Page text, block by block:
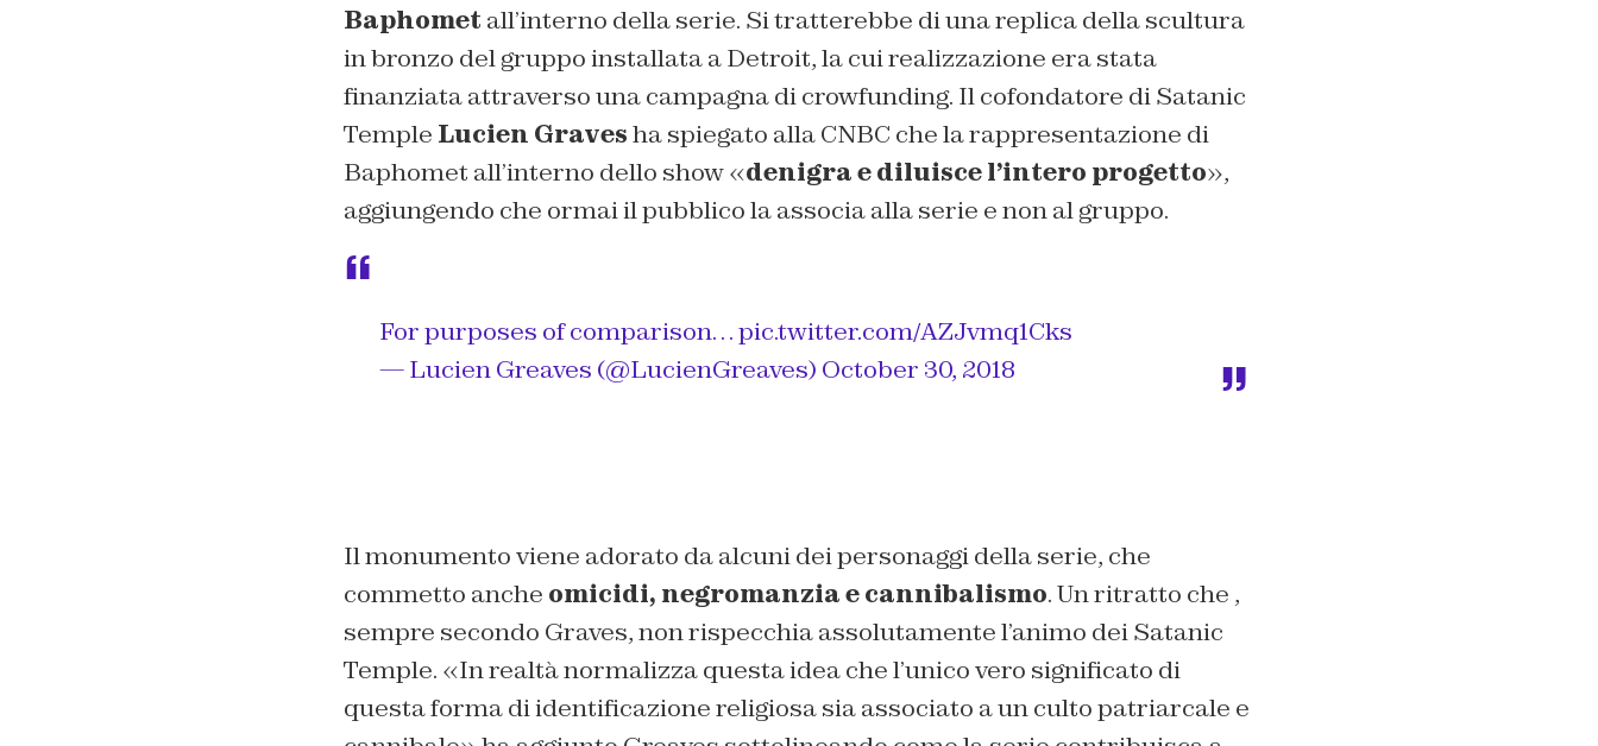
Baphomet all’interno della serie. Si tratterebbe di una replica della scultura
in bronzo del gruppo installata a Detroit, la cui realizzazione era stata
finanziata attraverso una campagna di crowfunding. Il cofondatore di Satanic
Temple Lucien Gravesha spiegato alla CNBC che la rappresentazione di
Baphomet all’interno dello show «denigra e diluisce l’intero progetto»,
aggiungendo che ormai il pubblico la associa alla serie e non al gruppo.
For purposes of comparison…pic.twitter.com/AZJvmq1Cks
— Lucien Greaves (@LucienGreaves) October 30, 2018
Il monumento viene adorato da alcuni dei personaggi della serie, che
commetto anche omicidi, negromanzia e cannibalismo. Un ritratto che ,
sempre secondo Graves, non rispecchia assolutamente l’animo dei Satanic
Temple. «In realtà normalizza questa idea che l’unico vero significato di
questa forma di identificazione religiosa sia associato a un culto patriarcale e